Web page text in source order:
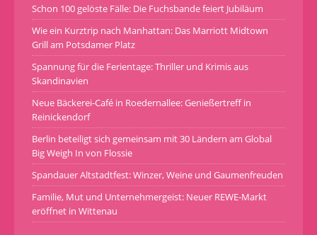
Schon 100 gelöste Fälle: Die Fuchsbande feiert Jubiläum
Wie ein Kurztrip nach Manhattan: Das Marriott Midtown
Grill am Potsdamer Platz
Spannung für die Ferientage: Thriller und Krimis aus
Skandinavien
Neue Bäckerei-Café in Roedernallee: Genießertreff in
Reinickendorf
Berlin beteiligt sich gemeinsam mit 30 Ländern am Global
Big Weigh In von Flossie
Spandauer Altstadtfest: Winzer, Weine und Gaumenfreuden
Familie, Mut und Unternehmergeist: Neuer REWE-Markt
eröffnet in Wittenau